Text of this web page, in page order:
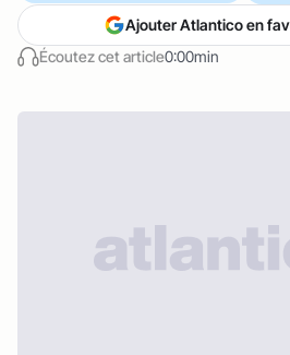
Écoutez cet article0:00min
Ajouter Atlantico en